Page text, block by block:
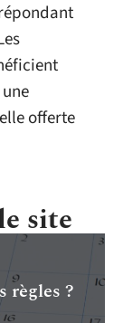
offerte
site
règles ?